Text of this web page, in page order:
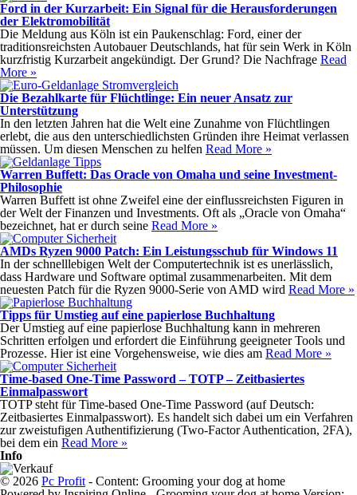
Ford in der Kurzarbeit: Ein Signal für die Herausforderungen
der Elektromobilität
Die Meldung aus Köln ist ein Paukenschlag: Ford, einer der
traditionsreichsten Autobauer Deutschlands, hat für sein Werk in Köln
kurzfristig Kurzarbeit angekündigt. Der Grund? Die Nachfrage Read
More »
Die Bezahlkarte für Flüchtlinge: Ein neuer Ansatz zur
Unterstützung
In den letzten Jahren hat die Welt eine Zunahme von Flüchtlingen
erlebt, die aus den unterschiedlichsten Gründen ihre Heimat verlassen
müssen. Um diesen Menschen zu helfen Read More »
Warren Buffett: Das Oracle von Omaha und seine Investment-
Philosophie
Warren Buffett ist ohne Zweifel eine der einflussreichsten Figuren in
der Welt der Finanzen und Investments. Oft als „Oracle von Omaha“
bezeichnet, hat er durch seine Read More »
AMDs Ryzen 9000 Patch: Ein Leistungsschub für Windows 11
In der schnelllebigen Welt der Computertechnik ist es unerlässlich,
dass Hardware und Software optimal zusammenarbeiten. Mit dem
neuesten Patch für die Ryzen 9000-Serie von AMD wird Read More »
Tipps für Umstieg auf eine papierlose Buchhaltung
Der Umstieg auf eine papierlose Buchhaltung kann in mehreren
Schritten erfolgen und erfordert die Einführung geeigneter Tools und
Prozesse. Hier ist eine Vorgehensweise, wie dies am Read More »
Time-based One-Time Password – TOTP – Zeitbasiertes
Einmalpasswort
TOTP steht für Time-based One-Time Password (auf Deutsch:
Zeitbasiertes Einmalpasswort). Es handelt sich dabei um ein Verfahren
zur zweistufigen Authentifizierung (Two-Factor Authentication, 2FA),
bei dem ein Read More »
Info
© 2026 Pc Profit - Content: Grooming your dog at home